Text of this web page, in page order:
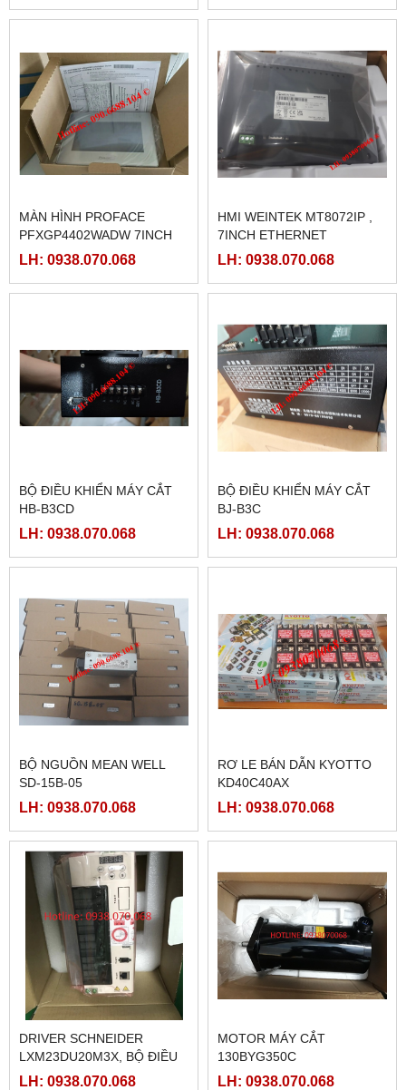
MÀN HÌNH PROFACE
PFXGP4402WADW 7INCH
LH: 0938.070.068
HMI WEINTEK MT8072IP ,
7INCH ETHERNET
LH: 0938.070.068
BỘ ĐIỀU KHIỂN MÁY CẮT
HB-B3CD
LH: 0938.070.068
BỘ ĐIỀU KHIỂN MÁY CẮT
BJ-B3C
LH: 0938.070.068
BỘ NGUỒN MEAN WELL
SD-15B-05
LH: 0938.070.068
RƠ LE BÁN DẪN KYOTTO
KD40C40AX
LH: 0938.070.068
DRIVER SCHNEIDER
LXM23DU20M3X, BỘ ĐIỀU
KHIỂN SERVO
LH: 0938.070.068
MOTOR MÁY CẮT
130BYG350C
LH: 0938.070.068